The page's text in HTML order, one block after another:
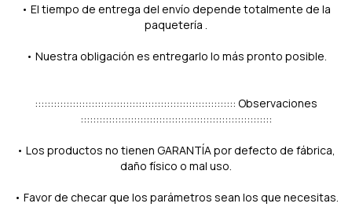
• El tiempo de entrega del envío depende totalmente de la
paquetería .
• Nuestra obligación es entregarlo lo más pronto posible.
:::::::::::::::::::::::::::::::::::::::::::::::::::::::::::::::: Observaciones
:::::::::::::::::::::::::::::::::::::::::::::::::::::::::::::
• Los productos no tienen GARANTÍA por defecto de fábrica,
daño físico o mal uso.
• Favor de checar que los parámetros sean los que necesitas.